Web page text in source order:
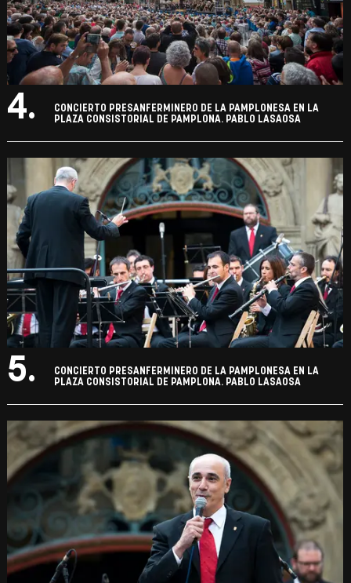
4.
CONCIERTO PRESANFERMINERO DE LA PAMPLONESA EN LA
PLAZA CONSISTORIAL DE PAMPLONA. PABLO LASAOSA
5.
CONCIERTO PRESANFERMINERO DE LA PAMPLONESA EN LA
PLAZA CONSISTORIAL DE PAMPLONA. PABLO LASAOSA